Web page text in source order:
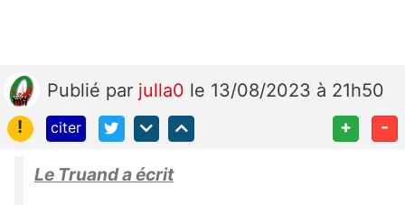
Publié par julla0 le 13/08/2023 à 21h50
!
citer + -
Le Truand a écrit